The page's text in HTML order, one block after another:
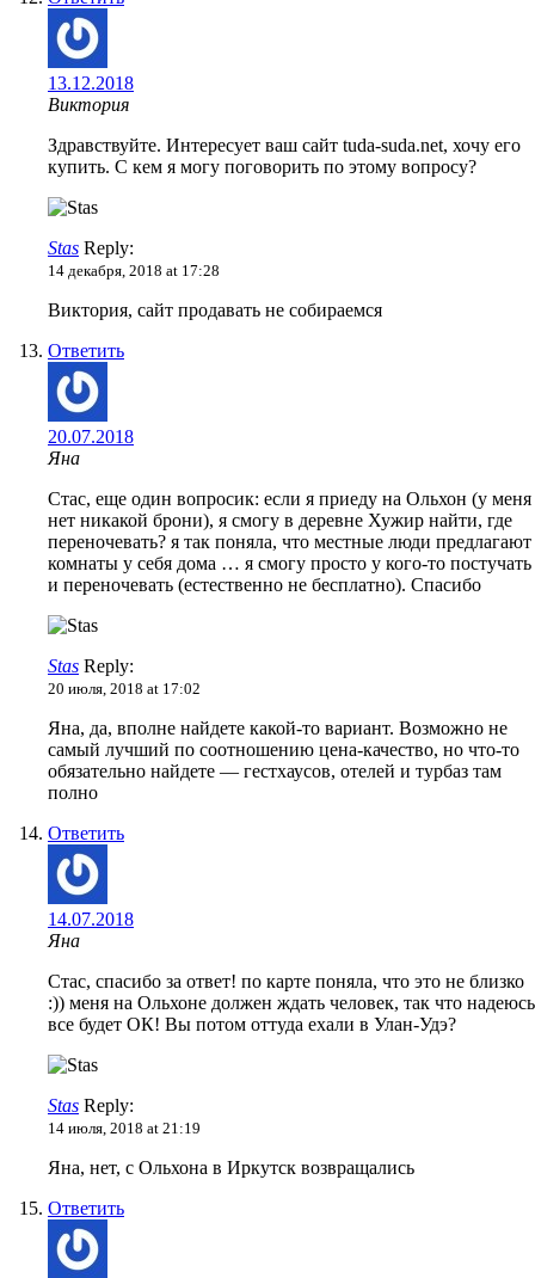
13.12.2018
Виктория
Здравствуйте. Интересует ваш сайт tuda-suda.net, хочу его
купить. С кем я могу поговорить по этому вопросу?
Stas Reply:
14 декабря, 2018 at 17:28
Виктория, сайт продавать не собираемся
Ответить
20.07.2018
Яна
Стас, еще один вопросик: если я приеду на Ольхон (у меня
нет никакой брони), я смогу в деревне Хужир найти, где
переночевать? я так поняла, что местные люди предлагают
комнаты у себя дома … я смогу просто у кого-то постучать
и переночевать (естественно не бесплатно). Спасибо
Stas Reply:
20 июля, 2018 at 17:02
Яна, да, вполне найдете какой-то вариант. Возможно не
самый лучший по соотношению цена-качество, но что-то
обязательно найдете — гестхаусов, отелей и турбаз там
полно
Ответить
14.07.2018
Яна
Стас, спасибо за ответ! по карте поняла, что это не близко
:)) меня на Ольхоне должен ждать человек, так что надеюсь
все будет ОК! Вы потом оттуда ехали в Улан-Удэ?
Stas Reply:
14 июля, 2018 at 21:19
Яна, нет, с Ольхона в Иркутск возвращались
Ответить